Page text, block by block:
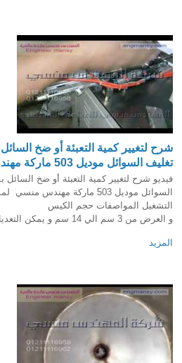
شرح لتغيير كمية التعبئة أو ضخ السائل
تغليف السوائل موديل 503 ماركة مهندس منسي
فيديو شرح لتغيير كمية التعبئة أو ضخ السائل
السوائل موديل 503 ماركة
و العرض من 3 سم الي 14 سم و يمكن التعديل في الطول و العرض […]
المزيد